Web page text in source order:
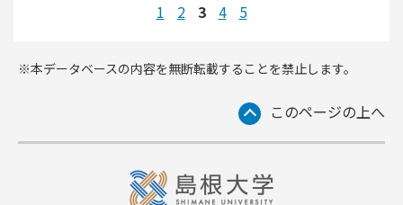
1
2 3 4 5
※本データベースの内容を無断転載することを禁止します。
このページの上へ